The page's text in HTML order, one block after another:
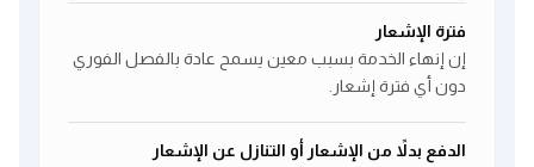
فترة الإشعار
إن إنهاء الخدمة بسبب معين يسمح عادة بالفصل الفوري
دون أي فترة إشعار.
الدفع بدلاً من الإشعار أو التنازل عن الإشعار